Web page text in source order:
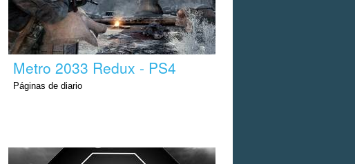
Metro 2033 Redux - PS4
Páginas de diario